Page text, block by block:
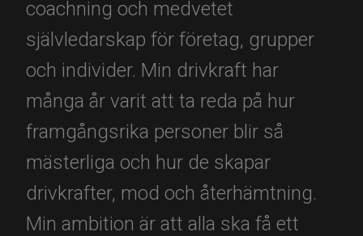
coachning och medvetet
självledarskap för företag, grupper
och individer. Min drivkraft har
många år varit att ta reda på hur
framgångsrika personer blir så
mästerliga och hur de skapar
drivkrafter, mod och återhämtning.
Min ambition är att alla ska få ett